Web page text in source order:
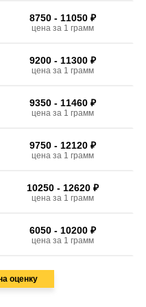
8750 - 11050 ₽
цена за 1 грамм
9200 - 11300 ₽
цена за 1 грамм
9350 - 11460 ₽
цена за 1 грамм
9750 - 12120 ₽
цена за 1 грамм
10250 - 12620 ₽
цена за 1 грамм
6050 - 10200 ₽
цена за 1 грамм
оценку